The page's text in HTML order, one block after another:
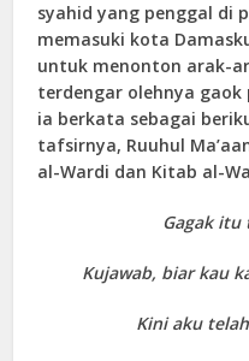
syahid yang penggal di
memasuki kota
untuk menonton arak-
terdengar olehnya gaok
ia berkata sebagai
tafsirnya, Ruuhul
al-Wardi dan Kitab al-
Gagak itu
Kujawab, biar kau
Kini aku